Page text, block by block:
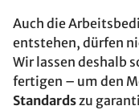
Auch die
entstehen, dürfen
Wir lassen deshalb
fertigen – um den
Standards zu